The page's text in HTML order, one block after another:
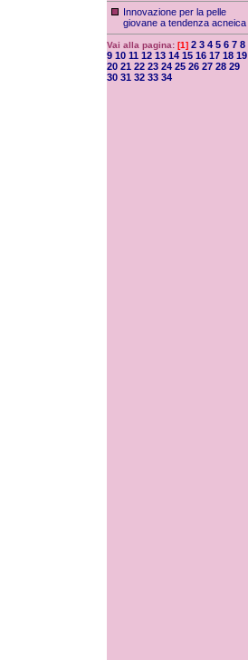
Innovazione per la pelle
giovane a tendenza acneica
Vai alla pagina: [1] 2 3 4 5 6 7 8
9 10 11 12 13 14 15 16 17 18 19
20 21 22 23 24 25 26 27 28 29
30 31 32 33 34